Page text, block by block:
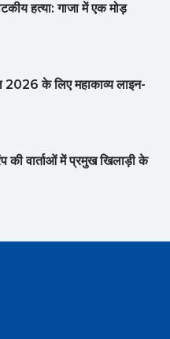
हत्या: गाजा में एक मोड़
2026 के लिए महाकाव्य लाइन-
की वार्ताओं में प्रमुख खिलाड़ी के